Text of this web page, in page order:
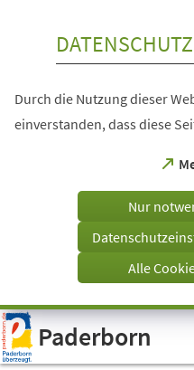
Visuelle
Assistenzsoftware
öffnen.
Durch die Nutzung dieser
einverstanden, dass diese
Tab)
Nur
Alle
Paderborn